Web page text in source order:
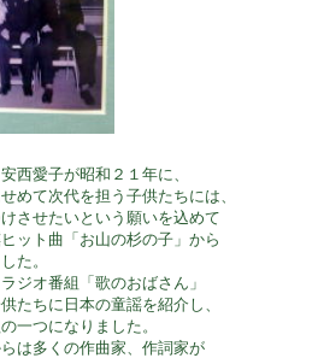
西愛子が昭和２１年に、
めて次代を担う子供たちには、
させたいという願いを込めて
ット曲「お山の杉の子」から
た。
ジオ番組「歌のおばさん」
たちに日本の童謡を紹介し、
一つになりました。
は多くの作曲家、作詞家が